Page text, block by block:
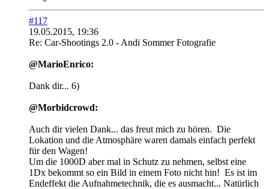
#117
19.05.2015, 19:36
Re: Car-Shootings 2.0 - Andi Sommer Fotografie
@MarioEnrico:
Dank dir... 6)
@Morbidcrowd:
Auch dir vielen Dank... das freut mich zu hören. Die
Lokation und die Atmosphäre waren damals einfach perfekt
für den Wagen!
Um die 1000D aber mal in Schutz zu nehmen, selbst eine
1Dx bekommt so ein Bild in einem Foto nicht hin! Es ist im
Endeffekt die Aufnahmetechnik, die es ausmacht... Natürlich